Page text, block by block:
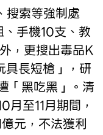
搜索等強制處
手機10支、教
，更搜出毒品K
具長短槍」，研
「黑吃黑」。清
至11月期間，
元，不法獲利